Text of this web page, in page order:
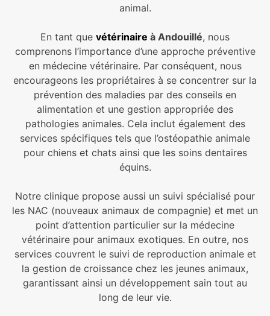
animal.
En tant que vétérinaire à Andouillé, nous
comprenons l’importance d’une approche préventive
en médecine vétérinaire. Par conséquent, nous
encourageons les propriétaires à se concentrer sur la
prévention des maladies par des conseils en
alimentation et une gestion appropriée des
pathologies animales. Cela inclut également des
services spécifiques tels que l’ostéopathie animale
pour chiens et chats ainsi que les soins dentaires
équins.
Notre clinique propose aussi un suivi spécialisé pour
les NAC (nouveaux animaux de compagnie) et met un
point d’attention particulier sur la médecine
vétérinaire pour animaux exotiques. En outre, nos
services couvrent le suivi de reproduction animale et
la gestion de croissance chez les jeunes animaux,
garantissant ainsi un développement sain tout au
long de leur vie.